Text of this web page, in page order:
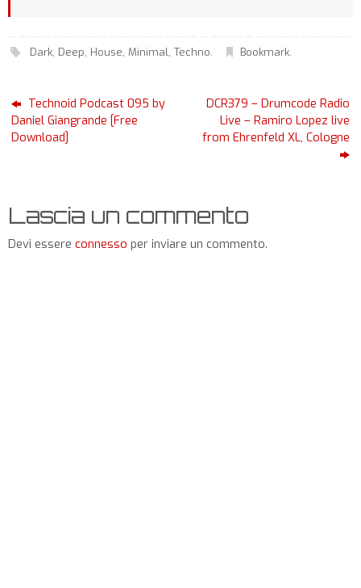
Dark, Deep, House, Minimal, Techno. Bookmark.
Technoid Podcast 095 by
Daniel Giangrande [Free
Download]
DCR379 – Drumcode Radio
Live – Ramiro Lopez live
from Ehrenfeld XL, Cologne
Lascia un commento
Devi essere connesso per inviare un commento.